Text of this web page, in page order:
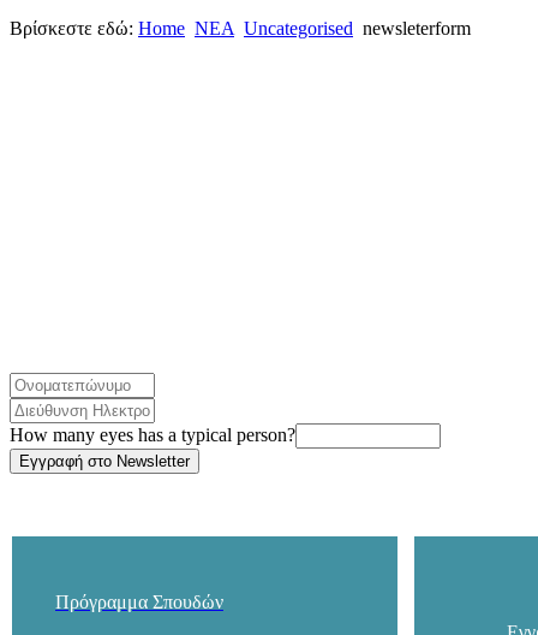
Βρίσκεστε εδώ: Home ΝΕΑ Uncategorised newsleterform
How many eyes has a typical person?
Πρόγραμμα Σπουδών